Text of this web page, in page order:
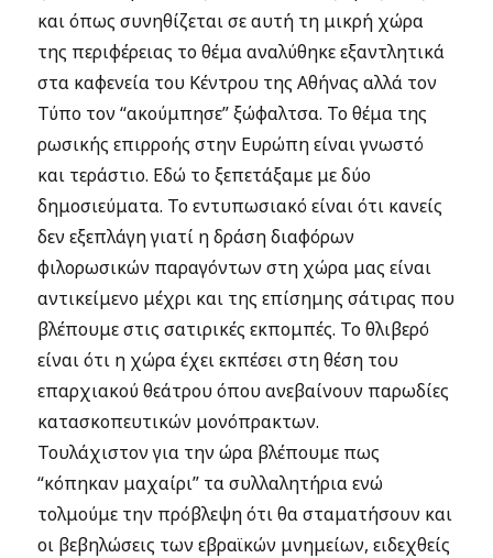
και όπως συνηθίζεται σε αυτή τη μικρή χώρα
της περιφέρειας το θέμα αναλύθηκε εξαντλητικά
στα καφενεία του Κέντρου της Αθήνας αλλά τον
Τύπο τον “ακούμπησε” ξώφαλτσα. Το θέμα της
ρωσικής επιρροής στην Ευρώπη είναι γνωστό
και τεράστιο. Εδώ το ξεπετάξαμε με δύο
δημοσιεύματα. Το εντυπωσιακό είναι ότι κανείς
δεν εξεπλάγη γιατί η δράση διαφόρων
φιλορωσικών παραγόντων στη χώρα μας είναι
αντικείμενο μέχρι και της επίσημης σάτιρας που
βλέπουμε στις σατιρικές εκπομπές. Το θλιβερό
είναι ότι η χώρα έχει εκπέσει στη θέση του
επαρχιακού θεάτρου όπου ανεβαίνουν παρωδίες
κατασκοπευτικών μονόπρακτων.
Τουλάχιστον για την ώρα βλέπουμε πως
“κόπηκαν μαχαίρι” τα συλλαλητήρια ενώ
τολμούμε την πρόβλεψη ότι θα σταματήσουν και
οι βεβηλώσεις των εβραϊκών μνημείων, ειδεχθείς